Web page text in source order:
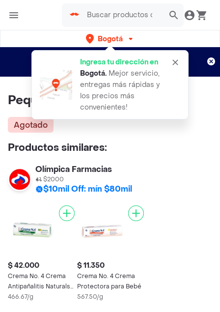
Bogotá
Ingresa tu dirección en
Bogotá. Mejor servicio,
entregas más rápidas y
los precios más
convenientes!
envíos gratis por semanas
Aplican TyC
Pequeñin Crema Antipanalitis
Agotado
Productos similares:
Olímpica Farmacias
$2000
$10mil Off: mín $80mil
$ 42.000
Crema No. 4 Crema
Antipañalitis Naturals
con Caléndula
466.67/g
$ 11.350
Crema No. 4 Crema
Protectora para Bebé
567.50/g